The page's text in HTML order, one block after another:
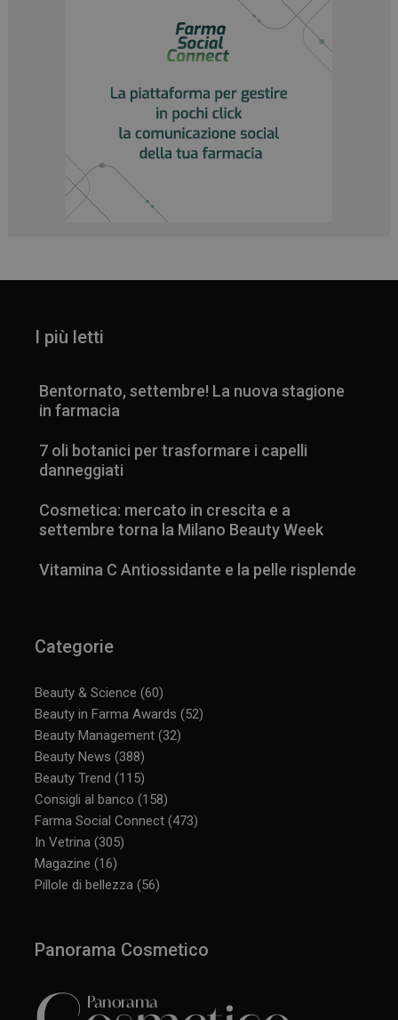
I più letti
Bentornato, settembre! La nuova stagione
in farmacia
7 oli botanici per trasformare i capelli
danneggiati
Cosmetica: mercato in crescita e a
settembre torna la Milano Beauty Week
Vitamina C Antiossidante e la pelle risplende
Categorie
Beauty & Science (60)
Beauty in Farma Awards (52)
Beauty Management (32)
Beauty News (388)
Beauty Trend (115)
Consigli al banco (158)
Farma Social Connect (473)
In Vetrina (305)
Magazine (16)
Pillole di bellezza (56)
Panorama Cosmetico